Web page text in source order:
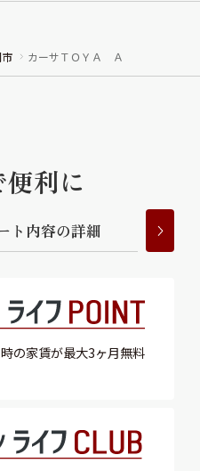
カーサＴＯＹＡ Ａ
利に
ト 内容の詳細
の家賃が最大3ヶ月無料